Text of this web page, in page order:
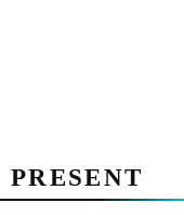
PRESENT